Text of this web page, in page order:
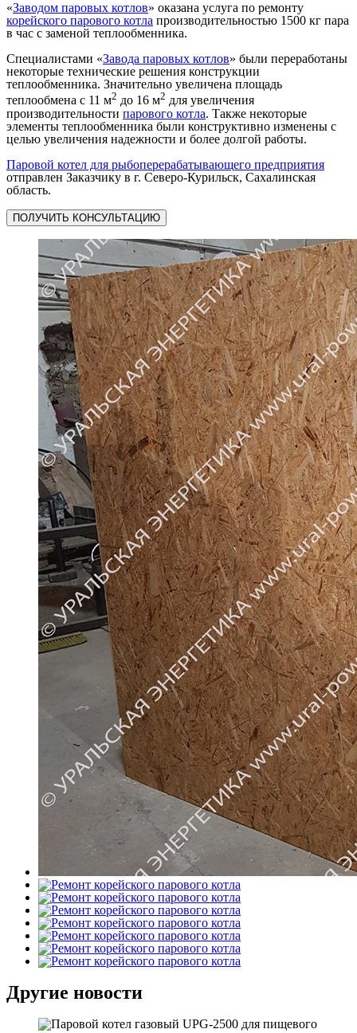
«Заводом паровых котлов» оказана услуга по ремонту
корейского парового котла производительностью 1500 кг пара
в час с заменой теплообменника.
Специалистами «Завода паровых котлов» были переработаны
некоторые технические решения конструкции
теплообменника. Значительно увеличена площадь
теплообмена с 11 м2 до 16 м2 для увеличения
производительности парового котла. Также некоторые
элементы теплообменника были конструктивно изменены с
целью увеличения надежности и более долгой работы.
Паровой котел для рыбоперерабатывающего предприятия
отправлен Заказчику в г. Северо-Курильск, Сахалинская
область.
ПОЛУЧИТЬ КОНСУЛЬТАЦИЮ
Другие новости